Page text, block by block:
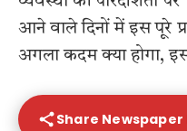
आने वाले दिनों में इस पूरे
अगला कदम क्या होगा,
Share Newspaper